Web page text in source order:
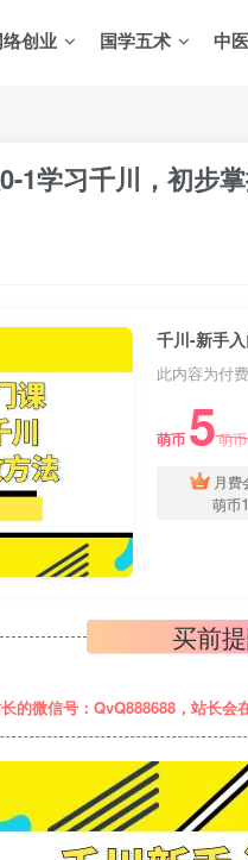
创业 国学五术 中
1学习千川，初步
千川-新手
此内容为付
萌币 5萌币
月费
萌币1
买前
的微信号：QvQ888688，站长会